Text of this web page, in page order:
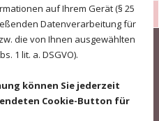
auf Ihrem Gerät (§ 25
Datenverarbeitung für
die von Ihnen ausgewählten
1 lit. a. DSGVO).
können Sie jederzeit
Cookie-Button für